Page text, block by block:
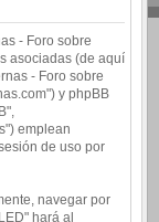
- Foro sobre
asociadas (de aquí
- Foro sobre
y phpBB
emplean
de uso por
navegar por
hará al